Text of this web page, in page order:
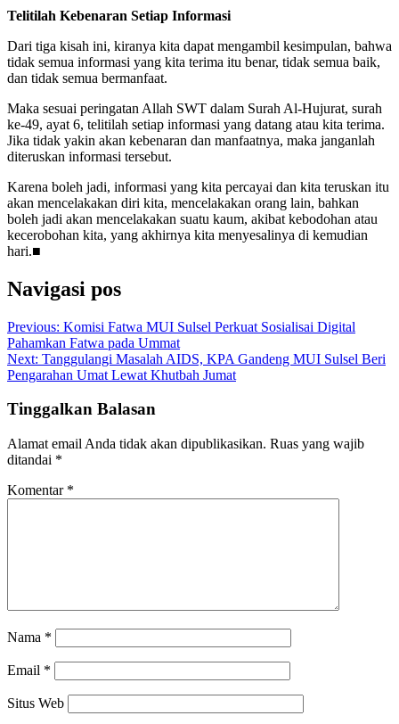
Telitilah Kebenaran Setiap Informasi
Dari tiga kisah ini, kiranya kita dapat mengambil kesimpulan, bahwa
tidak semua informasi yang kita terima itu benar, tidak semua baik,
dan tidak semua bermanfaat.
Maka sesuai peringatan Allah SWT dalam Surah Al-Hujurat, surah
ke-49, ayat 6, telitilah setiap informasi yang datang atau kita terima.
Jika tidak yakin akan kebenaran dan manfaatnya, maka janganlah
diteruskan informasi tersebut.
Karena boleh jadi, informasi yang kita percayai dan kita teruskan itu
akan mencelakakan diri kita, mencelakakan orang lain, bahkan
boleh jadi akan mencelakakan suatu kaum, akibat kebodohan atau
kecerobohan kita, yang akhirnya kita menyesalinya di kemudian
hari.■
Navigasi pos
Previous: Komisi Fatwa MUI Sulsel Perkuat Sosialisai Digital
Pahamkan Fatwa pada Ummat
Next: Tanggulangi Masalah AIDS, KPA Gandeng MUI Sulsel Beri
Pengarahan Umat Lewat Khutbah Jumat
Tinggalkan Balasan
Alamat email Anda tidak akan dipublikasikan. Ruas yang wajib
ditandai *
Komentar *
Nama *
Email *
Situs Web